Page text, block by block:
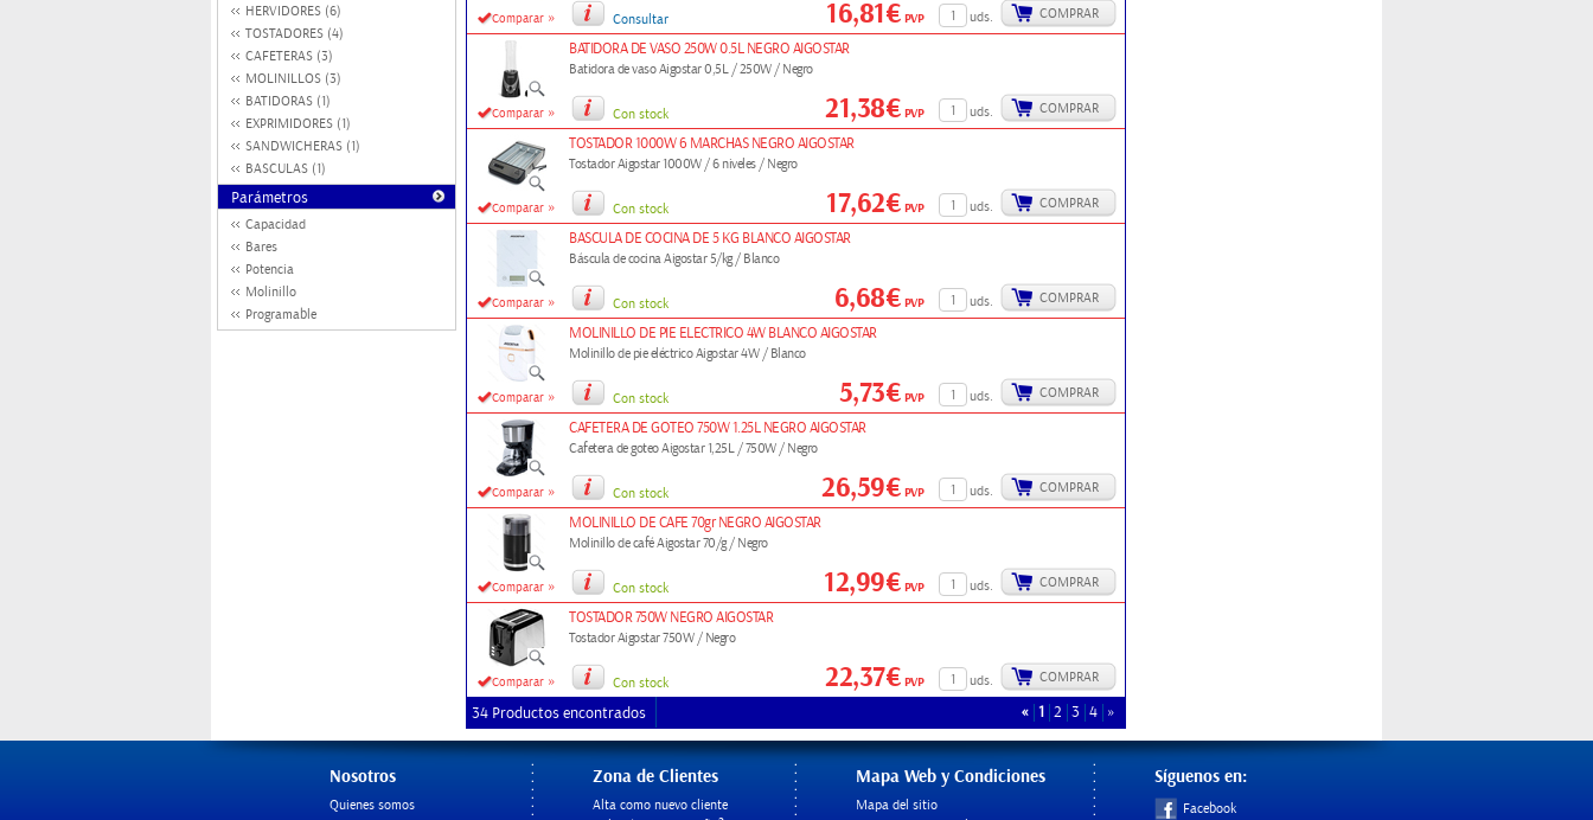
HERVIDORES (6)
TOSTADORES (4)
CAFETERAS (3)
MOLINILLOS (3)
BATIDORAS (1)
EXPRIMIDORES (1)
SANDWICHERAS (1)
BASCULAS (1)
Parámetros
Capacidad
Bares
Potencia
Molinillo
Programable
Comparar » Consultar uds. COMPRAR
16,81€PVP
Comparar »
BATIDORA DE VASO 250W 0.5L NEGRO AIGOSTAR
Batidora de vaso Aigostar 0,5L / 250W / Negro
Con stock uds. COMPRAR
21,38€PVP
Comparar »
TOSTADOR 1000W 6 MARCHAS NEGRO AIGOSTAR
Tostador Aigostar 1000W / 6 niveles / Negro
Con stock uds. COMPRAR
17,62€PVP
Comparar »
BASCULA DE COCINA DE 5 KG BLANCO AIGOSTAR
Báscula de cocina Aigostar 5/kg / Blanco
Con stock uds. COMPRAR
6,68€PVP
Comparar »
MOLINILLO DE PIE ELECTRICO 4W BLANCO AIGOSTAR
Molinillo de pie eléctrico Aigostar 4W / Blanco
Con stock uds. COMPRAR
5,73€PVP
Comparar »
CAFETERA DE GOTEO 750W 1.25L NEGRO AIGOSTAR
Cafetera de goteo Aigostar 1,25L / 750W / Negro
Con stock uds. COMPRAR
26,59€PVP
Comparar »
MOLINILLO DE CAFE 70gr NEGRO AIGOSTAR
Molinillo de café Aigostar 70/g / Negro
Con stock uds. COMPRAR
12,99€PVP
Comparar »
TOSTADOR 750W NEGRO AIGOSTAR
Tostador Aigostar 750W / Negro
Con stock uds. COMPRAR
22,37€PVP
34 Productos encontrados « 1 2 3 4 »
Nosotros
Quienes somos
Zona de Clientes
Alta como nuevo cliente
Mapa Web y Condiciones
Mapa del sitio
Síguenos en:
Facebook